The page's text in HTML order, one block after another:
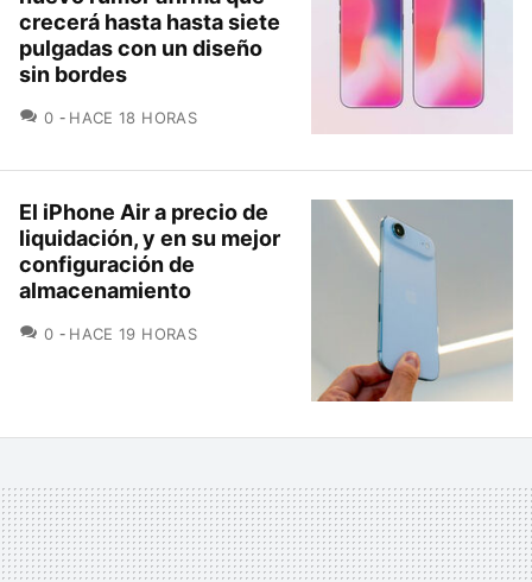
crecerá hasta hasta siete
pulgadas con un diseño
sin bordes
0 COMENTARIOS
HACE 18 HORAS
El iPhone Air a precio de
liquidación, y en su mejor
configuración de
almacenamiento
0 COMENTARIOS
HACE 19 HORAS